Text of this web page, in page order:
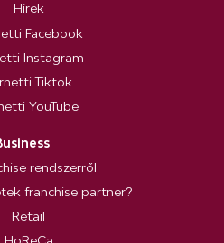
Hírek
Facebook
Instagram
Tiktok
YouTube
rendszerről
franchise partner?
Retail